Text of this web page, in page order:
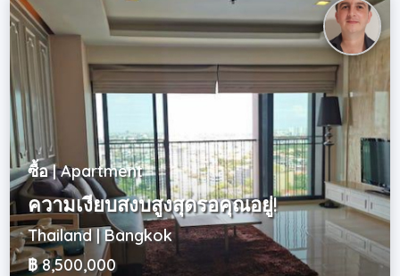
ซื้อ | Apartment
ความเงียบสงบสูงสุดรอคุณอยู่!
Thailand | Bangkok
฿ 8,500,000